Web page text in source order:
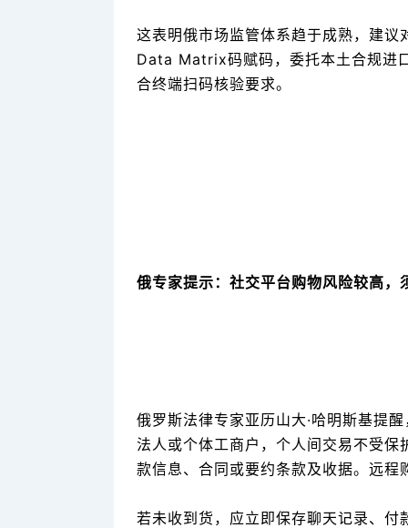
这表明俄市场监管体系趋于成熟，建
Data Matrix码赋码，委托本土合规进
合终端扫码核验要求。
俄专家提示：社交平台购物风险较高，
俄罗斯法律专家亚历山大·哈明斯基提
法人或个体工商户，个人间交易不受
款信息、合同或要约条款及收据。远
若未收到货，应立即保存聊天记录、